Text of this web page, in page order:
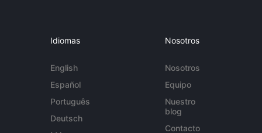
Idiomas
English
Español
Português
Deutsch
Nosotros
Nosotros
Equipo
Nuestro
blog
Contacto